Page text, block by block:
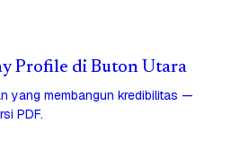
Profile di Buton Utara
yang membangun kredibilitas —
PDF.